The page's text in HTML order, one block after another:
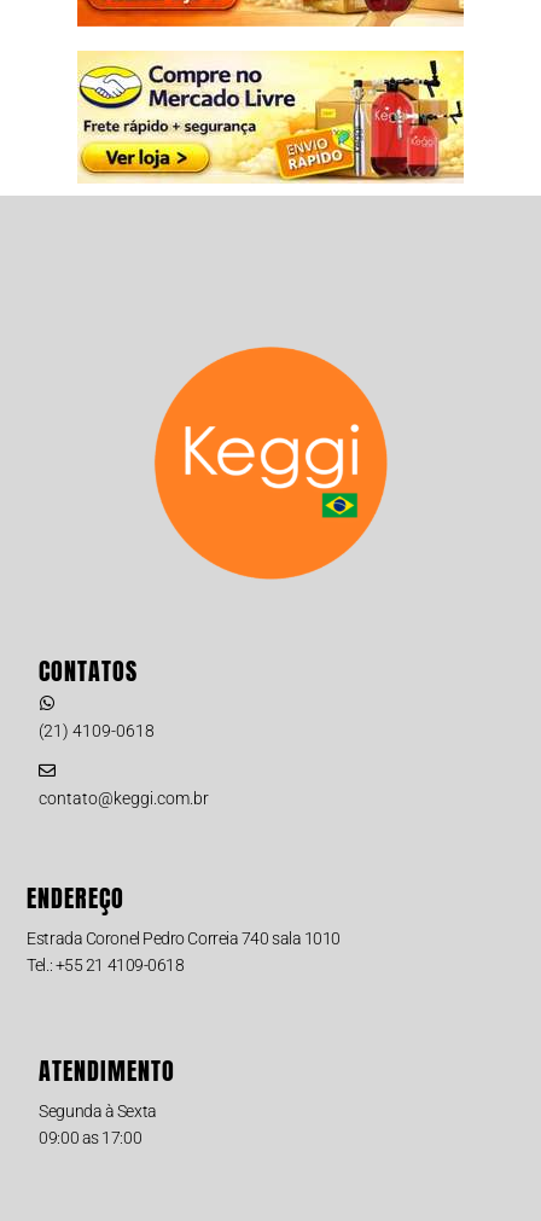
CONTATOS
(21) 4109-0618
contato@keggi.com.br
ENDEREÇO
Estrada Coronel Pedro Correia 740 sala 1010
Tel.: +55 21 4109-0618
ATENDIMENTO
Segunda à Sexta
09:00 as 17:00